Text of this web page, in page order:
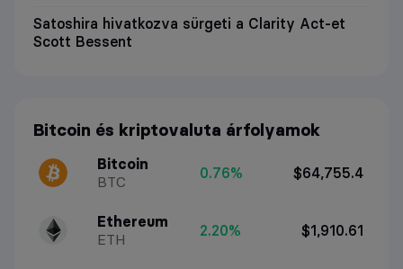
Satoshira hivatkozva sürgeti a Clarity Act-et
Scott Bessent
Bitcoin és kriptovaluta árfolyamok
Bitcoin
BTC
0.76% $64,755.4
Ethereum
ETH
2.20% $1,910.61